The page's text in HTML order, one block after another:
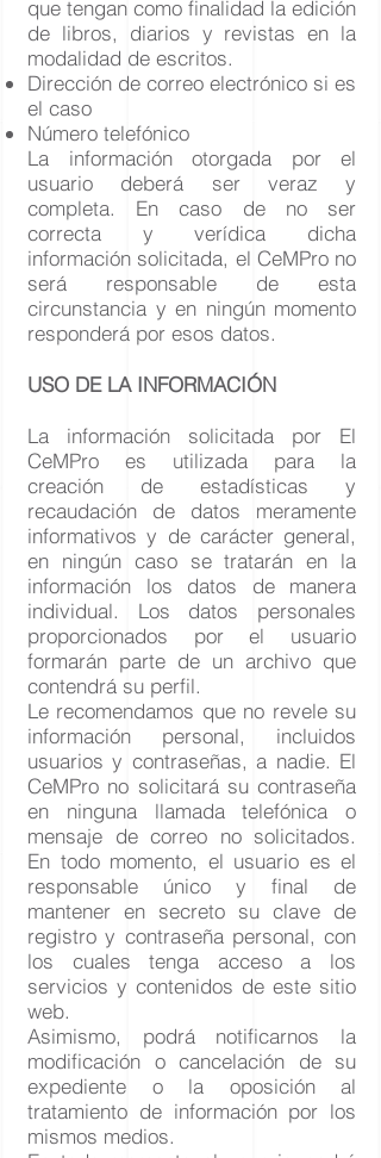
que tengan como finalidad la edición
de libros, diarios y revistas en la
modalidad de escritos.
Dirección de correo electrónico si es
el caso
Número telefónico
La información otorgada por el
usuario deberá ser veraz y
completa. En caso de no ser
correcta y verídica dicha
información solicitada, el CeMPro no
será responsable de esta
circunstancia y en ningún momento
responderá por esos datos.
USO DE LA INFORMACIÓN
La información solicitada por El
CeMPro es utilizada para la
creación de estadísticas y
recaudación de datos meramente
informativos y de carácter general,
en ningún caso se tratarán en la
información los datos de manera
individual. Los datos personales
proporcionados por el usuario
formarán parte de un archivo que
contendrá su perfil.
Le recomendamos que no revele su
información personal, incluidos
usuarios y contraseñas, a nadie. El
CeMPro no solicitará su contraseña
en ninguna llamada telefónica o
mensaje de correo no solicitados.
En todo momento, el usuario es el
responsable único y final de
mantener en secreto su clave de
registro y contraseña personal, con
los cuales tenga acceso a los
servicios y contenidos de este sitio
web.
Asimismo, podrá notificarnos la
modificación o cancelación de su
expediente o la oposición al
tratamiento de información por los
mismos medios.